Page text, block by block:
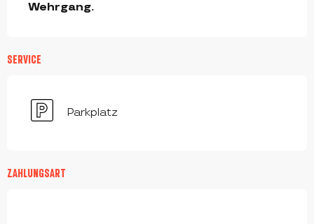
Wehrgang.
SERVICE
Parkplatz
ZAHLUNGSART